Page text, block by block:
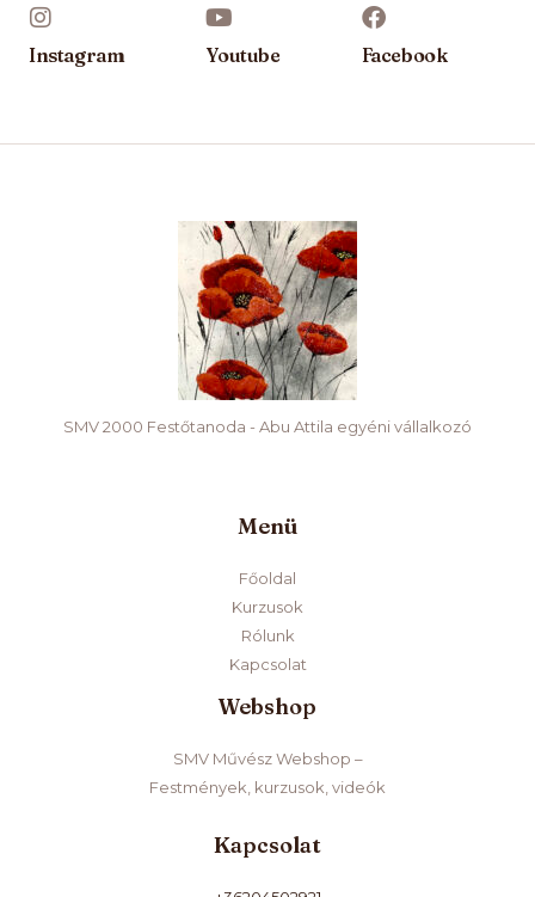
Instagram Youtube Facebook
SMV 2000 Festőtanoda - Abu Attila egyéni vállalkozó
Menü
Főoldal
Kurzusok
Rólunk
Kapcsolat
Webshop
SMV Művész Webshop –
Festmények, kurzusok, videók
Kapcsolat